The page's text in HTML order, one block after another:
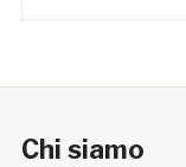
Chi siamo